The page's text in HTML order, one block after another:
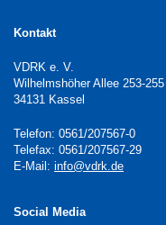
Kontakt
VDRK e. V.
Wilhelmshöher Allee 253-255
34131 Kassel
Telefon: 0561/207567-0
Telefax: 0561/207567-29
E-Mail: info@vdrk.de
Social Media